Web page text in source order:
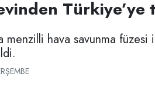
Türkiye’ye
menzilli hava savunma